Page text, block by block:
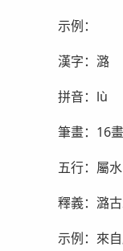
示例：
漢字：潞
拼音：lù
筆畫：16畫
五行：屬水
釋義：潞
示例：來